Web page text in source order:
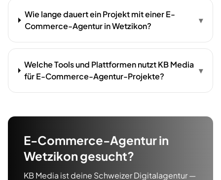
Wie lange dauert ein Projekt mit einer E-
Commerce-Agentur in Wetzikon?
▾
Welche Tools und Plattformen nutzt KB Media
für E-Commerce-Agentur-Projekte?
▾
E-Commerce-Agenturin
Wetzikon gesucht?
KB Media ist deine Schweizer Digitalagentur —